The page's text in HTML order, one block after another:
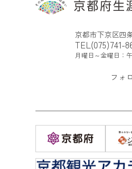
京都市下京区四
TEL(075)741-
月曜日～金曜日：
フォ